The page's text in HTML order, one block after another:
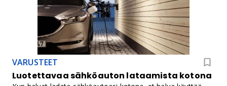
VARUSTEET
Luotettavaa sähköauton lataamista kotona